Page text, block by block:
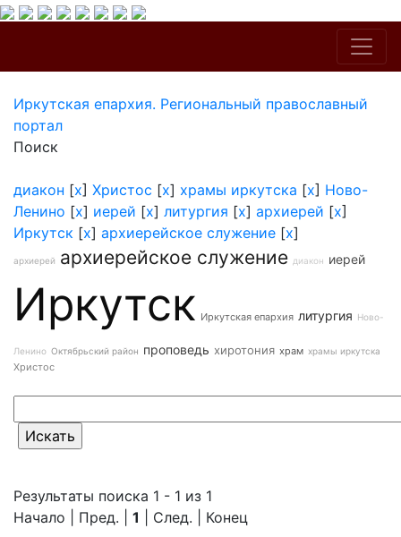
Иркутская епархия. Региональный православный
портал
Поиск
диакон [x] Христос [x] храмы иркутска [x] Ново-
Ленино [x] иерей [x] литургия [x] архиерей [x]
Иркутск [x] архиерейское служение [x]
архиерей архиерейское служение диакон иерей
Иркутск Иркутская епархия литургия Ново-
Ленино Октябрьский район проповедь хиротония храм храмы иркутска
Христос
Результаты поиска 1 - 1 из 1
Начало | Пред. | 1 | След. | Конец